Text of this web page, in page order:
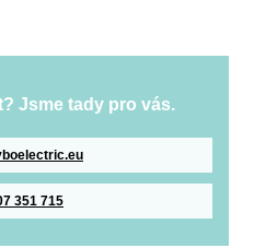
Jsme tady pro vás.
351 715